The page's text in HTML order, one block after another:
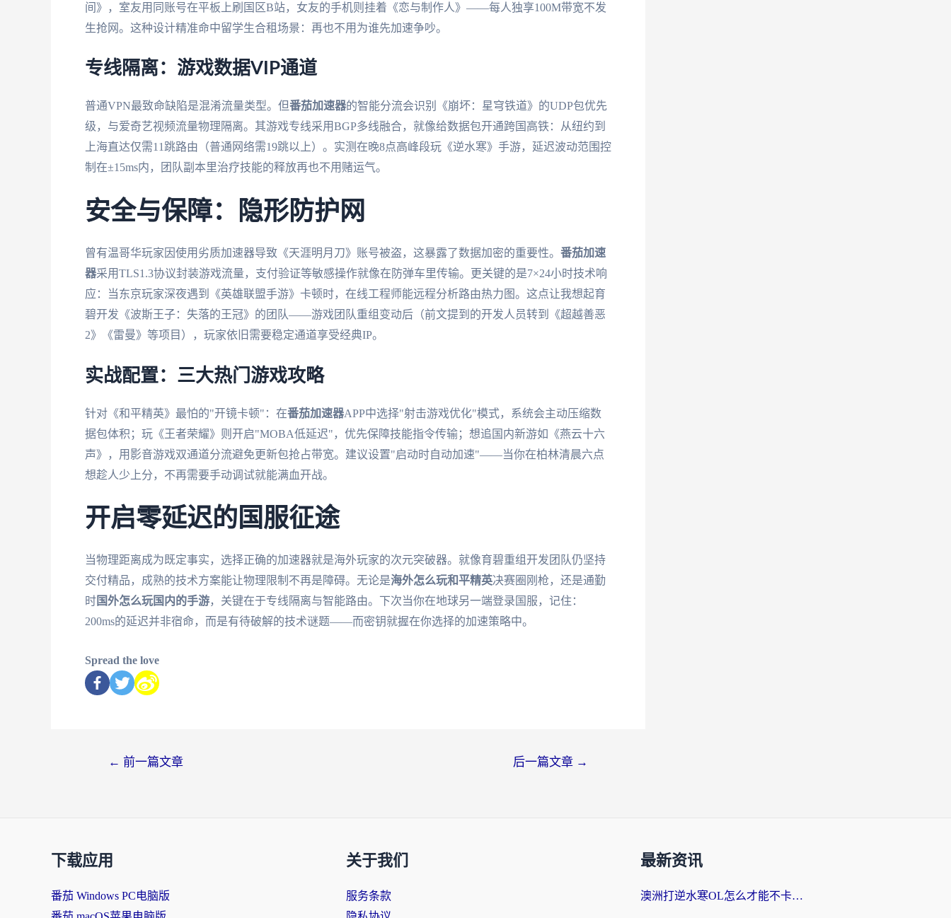
间》，室友用同账号在平板上刷国区B站，女友的手机则挂着《恋与制作人》——每人独享100M带宽不发
生抢网。这种设计精准命中留学生合租场景：再也不用为谁先加速争吵。
专线隔离：游戏数据VIP通道
普通VPN最致命缺陷是混淆流量类型。但番茄加速器的智能分流会识别《崩坏：星穹铁道》的UDP包优先
级，与爱奇艺视频流量物理隔离。其游戏专线采用BGP多线融合，就像给数据包开通跨国高铁：从纽约到
上海直达仅需11跳路由（普通网络需19跳以上）。实测在晚8点高峰段玩《逆水寒》手游，延迟波动范围控
制在±15ms内，团队副本里治疗技能的释放再也不用赌运气。
安全与保障：隐形防护网
曾有温哥华玩家因使用劣质加速器导致《天涯明月刀》账号被盗，这暴露了数据加密的重要性。 番茄加速
器采用TLS1.3协议封装游戏流量，支付验证等敏感操作就像在防弹车里传输。更关键的是7×24小时技术响
应：当东京玩家深夜遇到《英雄联盟手游》卡顿时，在线工程师能远程分析路由热力图。这点让我想起育
碧开发《波斯王子：失落的王冠》的团队——游戏团队重组变动后（前文提到的开发人员转到《超越善恶
2》《雷曼》等项目），玩家依旧需要稳定通道享受经典IP。
实战配置：三大热门游戏攻略
针对《和平精英》最怕的"开镜卡顿"：在番茄加速器APP中选择"射击游戏优化"模式，系统会主动压缩数
据包体积；玩《王者荣耀》则开启"MOBA低延迟"，优先保障技能指令传输；想追国内新游如《燕云十六
声》，用影音游戏双通道分流避免更新包抢占带宽。建议设置"启动时自动加速"——当你在柏林清晨六点
想趁人少上分，不再需要手动调试就能满血开战。
开启零延迟的国服征途
当物理距离成为既定事实，选择正确的加速器就是海外玩家的次元突破器。就像育碧重组开发团队仍坚持
交付精品，成熟的技术方案能让物理限制不再是障碍。无论是海外怎么玩和平精英决赛圈刚枪，还是通勤
时国外怎么玩国内的手游，关键在于专线隔离与智能路由。下次当你在地球另一端登录国服，记住：
200ms的延迟并非宿命，而是有待破解的技术谜题——而密钥就握在你选择的加速策略中。
Spread the love
← 前一篇文章 后一篇文章 →
下载应用
番茄 Windows PC电脑版
关于我们
服务条款
最新资讯
澳洲打逆水寒OL怎么才能不卡？海外玩家国服游戏加速终极指南（附梦幻模拟战地铁跑酷解决办法）